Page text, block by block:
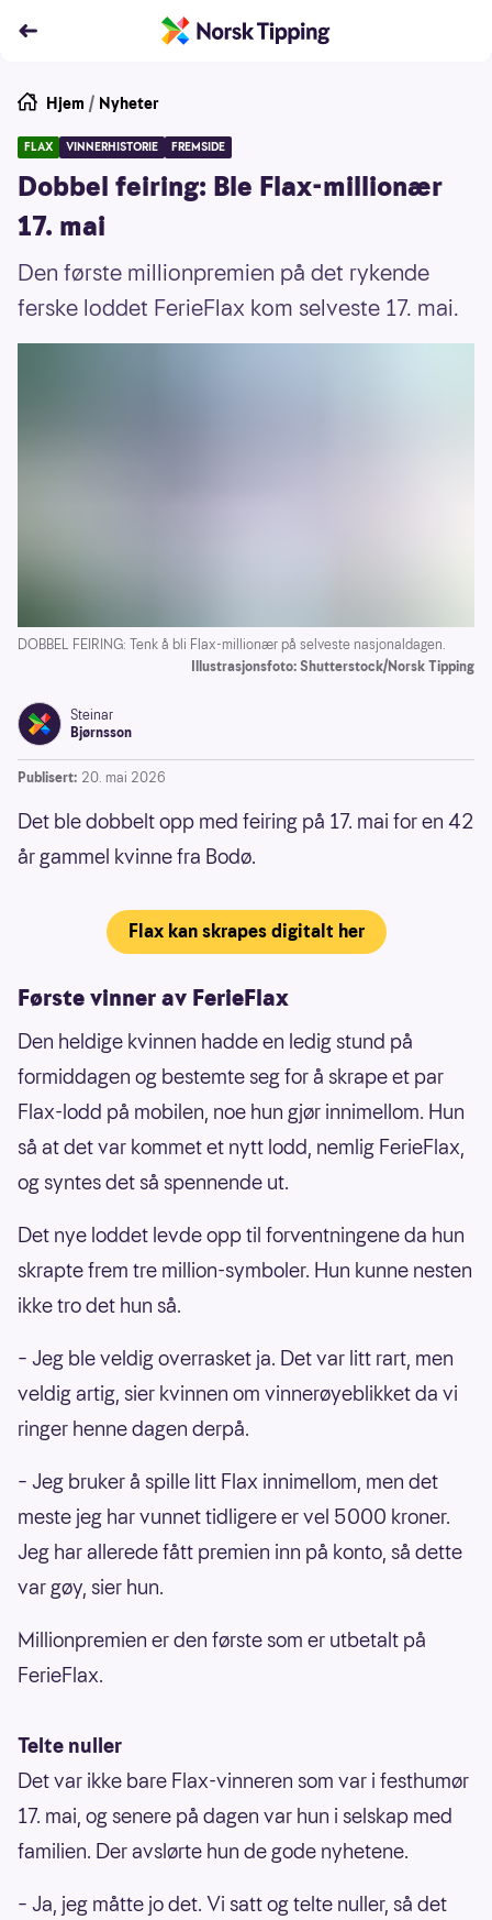
Hjem / Nyheter
FLAX VINNERHISTORIE FREMSIDE
Dobbel feiring: Ble Flax-millionær
17. mai
Den første millionpremien på det rykende
ferske loddet FerieFlax kom selveste 17. mai.
DOBBEL FEIRING: Tenk å bli Flax-millionær på selveste nasjonaldagen.
Illustrasjonsfoto: Shutterstock/Norsk Tipping
Steinar
Bjørnsson
Publisert: 20. mai 2026
Det ble dobbelt opp med feiring på 17. mai for en 42
år gammel kvinne fra Bodø.
Flax kan skrapes digitalt her
Første vinner av FerieFlax
Den heldige kvinnen hadde en ledig stund på
formiddagen og bestemte seg for å skrape et par
Flax-lodd på mobilen, noe hun gjør innimellom. Hun
så at det var kommet et nytt lodd, nemlig FerieFlax,
og syntes det så spennende ut.
Det nye loddet levde opp til forventningene da hun
skrapte frem tre million-symboler. Hun kunne nesten
ikke tro det hun så.
– Jeg ble veldig overrasket ja. Det var litt rart, men
veldig artig, sier kvinnen om vinnerøyeblikket da vi
ringer henne dagen derpå.
– Jeg bruker å spille litt Flax innimellom, men det
meste jeg har vunnet tidligere er vel 5000 kroner.
Jeg har allerede fått premien inn på konto, så dette
var gøy, sier hun.
Millionpremien er den første som er utbetalt på
FerieFlax.
Telte nuller
Det var ikke bare Flax-vinneren som var i festhumør
17. mai, og senere på dagen var hun i selskap med
familien. Der avslørte hun de gode nyhetene.
– Ja, jeg måtte jo det. Vi satt og telte nuller, så det